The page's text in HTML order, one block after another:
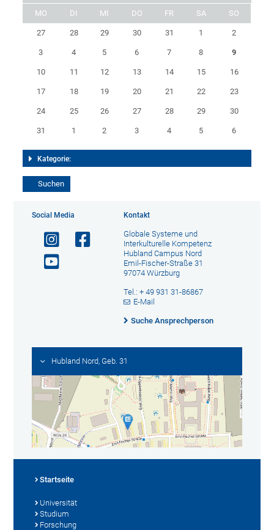
MO DI MI DO FR SA SO
27 28 29 30 31 1 2
3 4 5 6 7 8 9
10 11 12 13 14 15 16
17 18 19 20 21 22 23
24 25 26 27 28 29 30
31 1 2 3 4 5 6
Kategorie:
Social Media Kontakt
Globale Systeme und
Interkulturelle Kompetenz
Hubland Campus Nord
Emil-Fischer-Straße 31
97074 Würzburg
Tel.: + 49 931 31-86867
E-Mail
Suche Ansprechperson
Hubland Nord, Geb. 31
Startseite
Universität
Studium
Forschung